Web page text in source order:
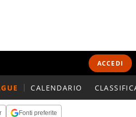
ACCEDI
CALENDARIO
Fonti preferite